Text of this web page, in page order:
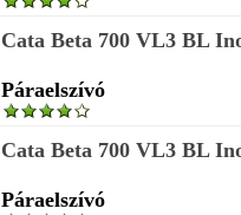
Cata Beta 700 VL3 BL
Páraelszívó
Cata Beta 700 VL3 BL
Páraelszívó